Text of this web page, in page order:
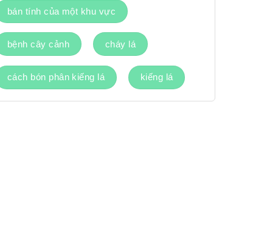
bán tính của một khu vực
bệnh cây cảnh cháy lá
cách bón phân kiếng lá kiếng lá